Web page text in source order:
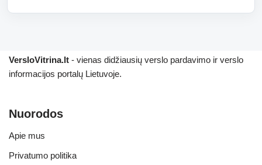
VersloVitrina.lt - vienas didžiausių verslo pardavimo ir verslo
informacijos portalų Lietuvoje.
Nuorodos
Apie mus
Privatumo politika